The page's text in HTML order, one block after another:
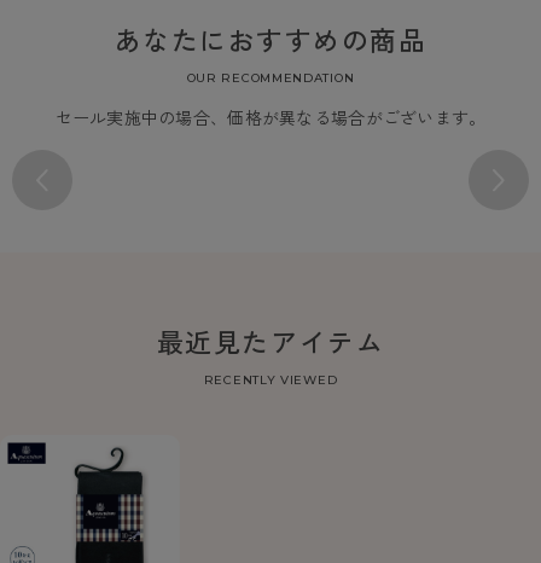
あなたにおすすめの商品
OUR RECOMMENDATION
セール実施中の場合、価格が異なる場合がございます。
最近見たアイテム
RECENTLY VIEWED